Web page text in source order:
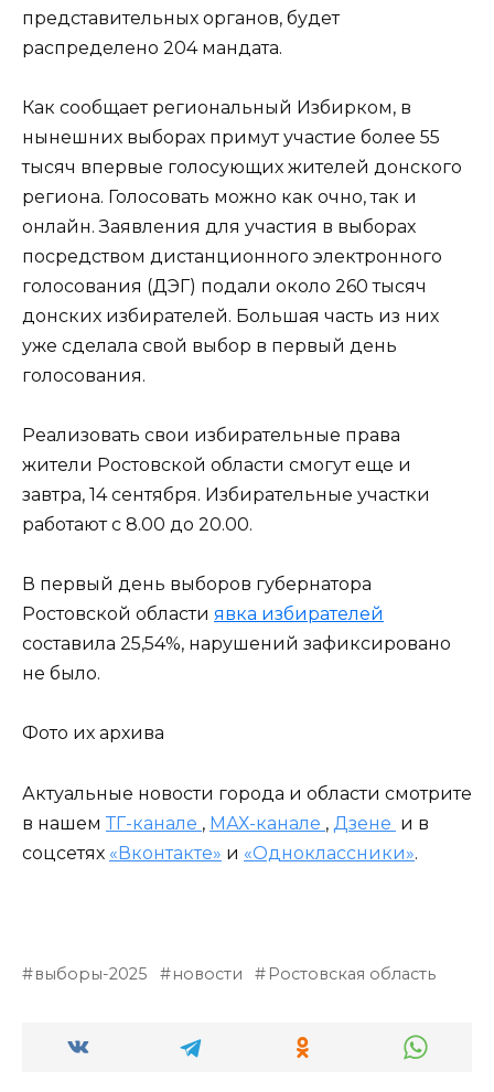
представительных органов, будет
распределено 204 мандата.
Как сообщает региональный Избирком, в
нынешних выборах примут участие более 55
тысяч впервые голосующих жителей донского
региона. Голосовать можно как очно, так и
онлайн. Заявления для участия в выборах
посредством дистанционного электронного
голосования (ДЭГ) подали около 260 тысяч
донских избирателей. Большая часть из них
уже сделала свой выбор в первый день
голосования.
Реализовать свои избирательные права
жители Ростовской области смогут еще и
завтра, 14 сентября. Избирательные участки
работают с 8.00 до 20.00.
В первый день выборов губернатора
Ростовской области явка избирателей
составила 25,54%, нарушений зафиксировано
не было.
Фото их архива
Актуальные новости города и области смотрите
в нашем ТГ-канале , МАХ-канале , Дзене и в
соцсетях «Вконтакте» и «Одноклассники».
выборы-2025 новости Ростовская область